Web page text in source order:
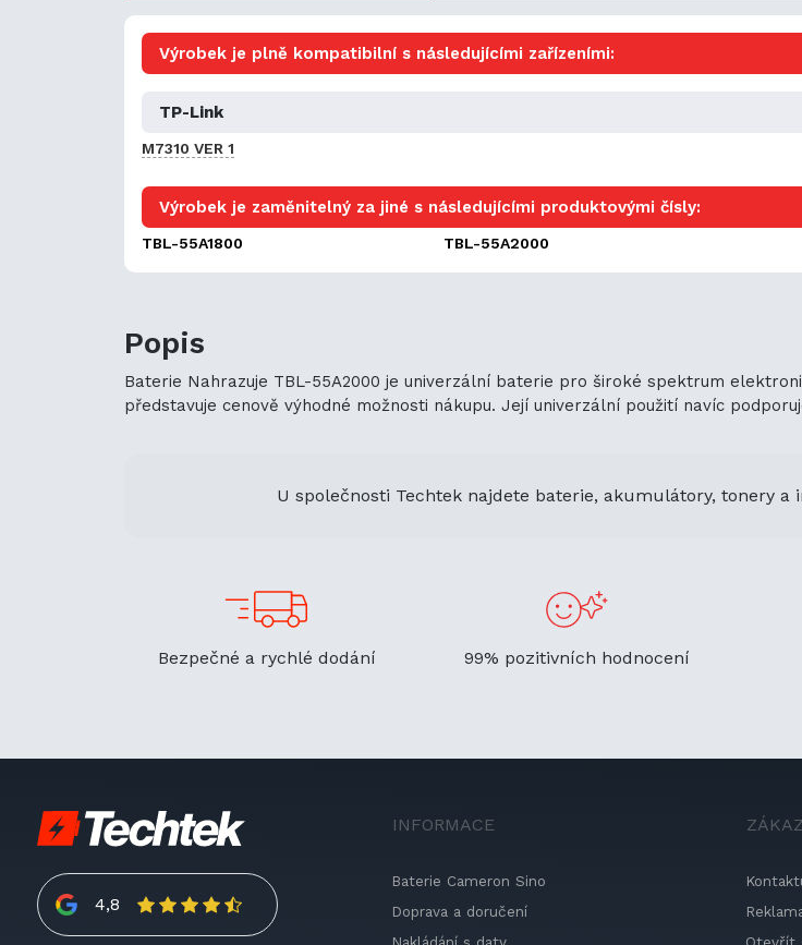
Výrobek je plně kompatibilní s následujícími zařízeními:
TP-Link
M7310 VER 1
Výrobek je zaměnitelný za jiné s následujícími produktovými čísly:
TBL-55A1800 TBL-55A2000
Popis
Baterie Nahrazuje TBL-55A2000 je univerzální baterie pro široké spektrum
představuje cenově výhodné možnosti nákupu. Její univerzální použití navíc
U společnosti Techtek najdete baterie, akumulátory, tonery a
Bezpečné a rychlé dodání 99% pozitivních hodnocení
4,8
INFORMACE
Baterie Cameron Sino
Doprava a doručení
Nakládání s daty
Otevřít